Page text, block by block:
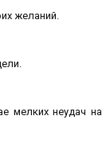
желаний.
мелких неудач на